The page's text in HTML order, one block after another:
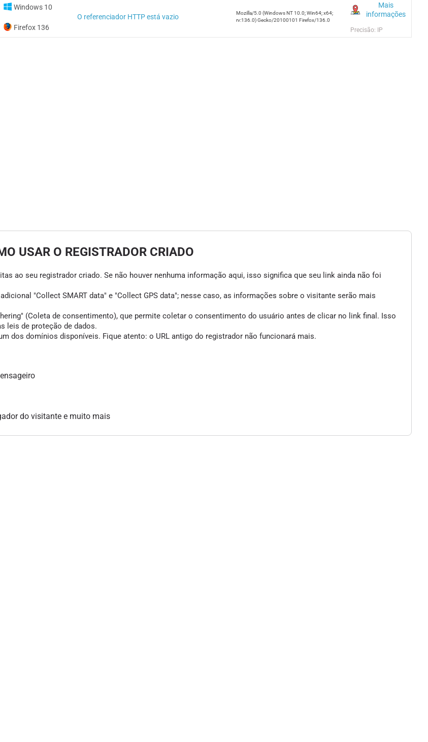
Windows 10
Firefox 136
O referenciador HTTP está vazio
Mozilla/5.0 (Windows NT 10.0; Win64; x64;
rv:136.0) Gecko/20100101 Firefox/136.0
Mais
informações
Precisão: IP
USAR O REGISTRADOR CRIADO
ao seu registrador criado. Se não houver nenhuma informação aqui, isso significa que seu link ainda não foi
"Collect SMART data" e "Collect GPS data"; nesse caso, as informações sobre o visitante serão mais
(Coleta de consentimento), que permite coletar o consentimento do usuário antes de clicar no link final. Isso
leis de proteção de dados.
dos domínios disponíveis. Fique atento: o URL antigo do registrador não funcionará mais.
do visitante e muito mais